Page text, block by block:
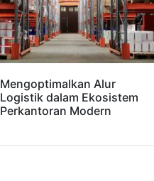
Mengoptimalkan Alur
Logistik dalam Ekosistem
Perkantoran Modern